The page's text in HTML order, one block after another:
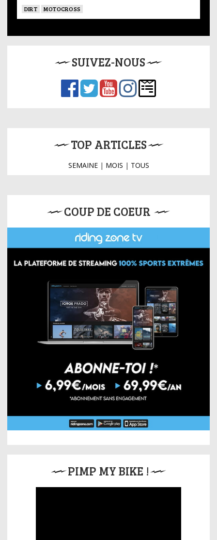
DIRT MOTOCROSS
SUIVEZ-NOUS
TOP ARTICLES
SEMAINE| MOIS | TOUS
COUP DE COEUR
PIMP MY BIKE !